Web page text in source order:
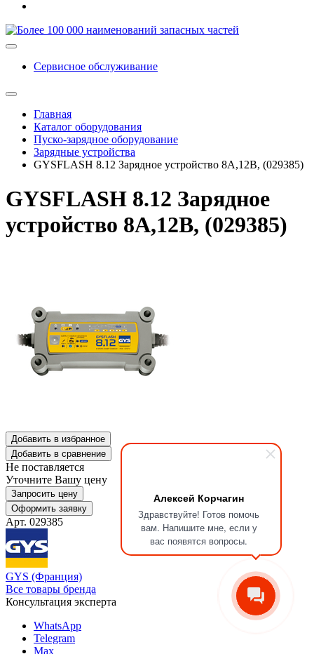
Алексей Корчагин
Здравствуйте! Готов помочь
вам. Напишите мне, если у
вас появятся вопросы.
Сервисное обслуживание
Главная
Каталог оборудования
Пуско-зарядное оборудование
Зарядные устройства
GYSFLASH 8.12 Зарядное устройство 8А,12В, (029385)
GYSFLASH 8.12 Зарядное
устройство 8А,12В, (029385)
Добавить в избранное
Добавить в сравнение
Не поставляется
Уточните Вашу цену
Запросить цену
Оформить заявку
Арт. 029385
GYS (Франция)
Все товары бренда
Консультация эксперта
WhatsApp
Telegram
Max